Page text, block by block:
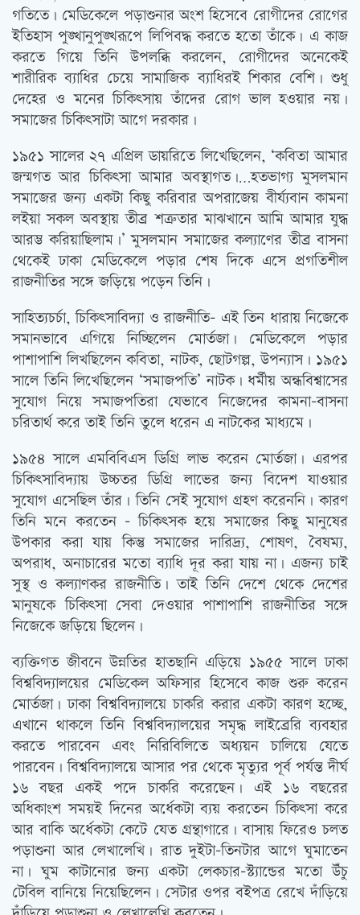
গতিতে। মেডিকেলে পড়াশুনার অংশ হিসেবে রোগীদের রোগের
ইতিহাস পুঙ্খানুপুঙ্খরূপে লিপিবদ্ধ করতে হতো তাঁকে। এ কাজ
করতে গিয়ে তিনি উপলব্ধি করলেন, রোগীদের অনেকেই
শারীরিক ব্যাধির চেয়ে সামাজিক ব্যাধিরই শিকার বেশি। শুধু
দেহের ও মনের চিকিত্‍সায় তাঁদের রোগ ভাল হওয়ার নয়।
সমাজের চিকিত্‍সাটা আগে দরকার।
১৯৫১ সালের ২৭ এপ্রিল ডায়রিতে লিখেছিলেন, ‘কবিতা আমার
জন্মগত আর চিকিত্‍সা আমার অবস্থাগত।…হতভাগ্য মুসলমান
সমাজের জন্য একটা কিছু করিবার অপরাজেয় বীর্য্যবান কামনা
লইয়া সকল অবস্থায় তীব্র শত্রুতার মাঝখানে আমি আমার যুদ্ধ
আরম্ভ করিয়াছিলাম।’ মুসলমান সমাজের কল্যাণের তীব্র বাসনা
থেকেই ঢাকা মেডিকেলে পড়ার শেষ দিকে এসে প্রগতিশীল
রাজনীতির সঙ্গে জড়িয়ে পড়েন তিনি।
সাহিত্যচর্চা, চিকিত্‍সাবিদ্যা ও রাজনীতি- এই তিন ধারায় নিজেকে
সমানভাবে এগিয়ে নিচ্ছিলেন মোর্তজা। মেডিকেলে পড়ার
পাশাপাশি লিখছিলেন কবিতা, নাটক, ছোটগল্প, উপন্যাস। ১৯৫১
সালে তিনি লিখেছিলেন ‘সমাজপতি’ নাটক। ধর্মীয় অন্ধবিশ্বাসের
সুযোগ নিয়ে সমাজপতিরা যেভাবে নিজেদের কামনা-বাসনা
চরিতার্থ করে তাই তিনি তুলে ধরেন এ নাটকের মাধ্যমে।
১৯৫৪ সালে এমবিবিএস ডিগ্রি লাভ করেন মোর্তজা। এরপর
চিকিত্‍সাবিদ্যায় উচ্চতর ডিগ্রি লাভের জন্য বিদেশ যাওয়ার
সুযোগ এসেছিল তাঁর। তিনি সেই সুযোগ গ্রহণ করেননি। কারণ
তিনি মনে করতেন – চিকিত্‍সক হয়ে সমাজের কিছু মানুষের
উপকার করা যায় কিন্তু সমাজের দারিদ্র্য, শোষণ, বৈষম্য,
অপরাধ, অনাচারের মতো ব্যাধি দূর করা যায় না। এজন্য চাই
সুস্থ ও কল্যাণকর রাজনীতি। তাই তিনি দেশে থেকে দেশের
মানুষকে চিকিত্‍সা সেবা দেওয়ার পাশাপাশি রাজনীতির সঙ্গে
নিজেকে জড়িয়ে ছিলেন।
ব্যক্তিগত জীবনে উন্নতির হাতছানি এড়িয়ে ১৯৫৫ সালে ঢাকা
বিশ্ববিদ্যালয়ের মেডিকেল অফিসার হিসেবে কাজ শুরু করেন
মোর্তজা। ঢাকা বিশ্ববিদ্যালয়ে চাকরি করার একটা কারণ হচ্ছে,
এখানে থাকলে তিনি বিশ্ববিদ্যালয়ের সমৃদ্ধ লাইব্রেরি ব্যবহার
করতে পারবেন এবং নিরিবিলিতে অধ্যয়ন চালিয়ে যেতে
পারবেন। বিশ্ববিদ্যালয়ে আসার পর থেকে মৃত্যুর পূর্ব পর্যন্ত দীর্ঘ
১৬ বছর একই পদে চাকরি করেছেন। এই ১৬ বছরের
অধিকাংশ সময়ই দিনের অর্ধেকটা ব্যয় করতেন চিকিত্‍সা করে
আর বাকি অর্ধেকটা কেটে যেত গ্রন্থাগারে। বাসায় ফিরেও চলত
পড়াশুনা আর লেখালেখি। রাত দুইটা-তিনটার আগে ঘুমাতেন
না। ঘুম কাটানোর জন্য একটা লেকচার-স্ট্যান্ডের মতো উঁচু
টেবিল বানিয়ে নিয়েছিলেন। সেটার ওপর বইপত্র রেখে দাঁড়িয়ে